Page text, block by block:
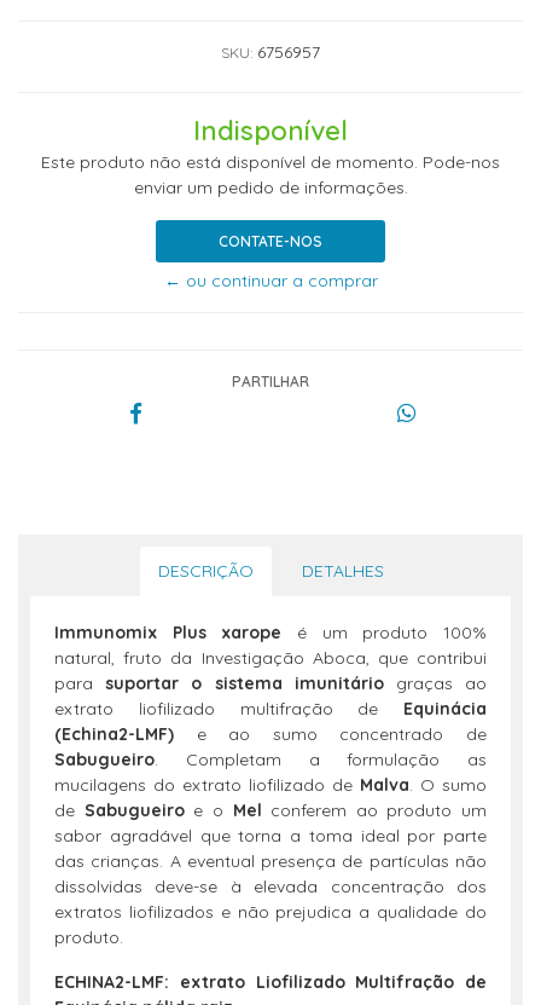
SKU: 6756957
Indisponível
Este produto não está disponível de momento. Pode-nos
enviar um pedido de informações.
CONTATE-NOS
← ou continuar a comprar
PARTILHAR
DESCRIÇÃO DETALHES
Immunomix Plus xarope é um produto 100%
natural, fruto da Investigação Aboca, que contribui
parasuportar o sistema imunitáriograças ao
extrato liofilizado multifração de Equinácia
(Echina2-LMF) e ao sumo concentrado de
Sabugueiro. Completam a formulação as
mucilagens do extrato liofilizado de Malva. O sumo
de Sabugueiroe o Mel conferem ao produto um
sabor agradável que torna a toma ideal por parte
das crianças. A eventual presença de partículas não
dissolvidas deve-se à elevada concentração dos
extratos liofilizados e não prejudica a qualidade do
produto.
ECHINA2-LMF: extrato Liofilizado Multifração de